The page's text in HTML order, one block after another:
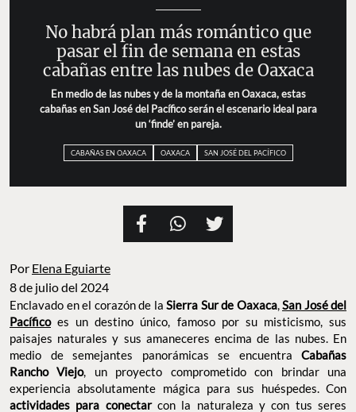
No habrá plan más romántico que
pasar el fin de semana en estas
cabañas entre las nubes de Oaxaca
En medio de las nubes y de la montaña en Oaxaca, estas
cabañas en San José del Pacífico serán el escenario ideal
para un ‘finde’ en pareja.
CABAÑAS EN OAXACA OAXACA SAN JOSÉ DEL PACÍFICO
PorElena Eguiarte
8 de julio del 2024
Enclavado en el corazón de laSierra Sur de Oaxaca ,San José del
Pacíficoes un destino único, famoso por su misticismo, sus
paisajes naturales y sus amaneceres encima de las nubes. En
medio de semejantes panorámicas se encuentraCabañas
Rancho Viejo, un proyecto comprometido con brindar una